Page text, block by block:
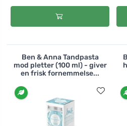
Ben & Anna Tandpasta
mod pletter (100 ml) - giver
en frisk fornemmelse...